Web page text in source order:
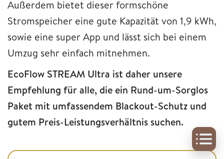
Außerdem bietet dieser formschöne
Stromspeicher eine gute Kapazität von 1,9 kWh,
sowie eine super App und lässt sich bei einem
Umzug sehr einfach mitnehmen.
EcoFlow STREAM Ultra ist daher unsere
Empfehlung für alle, die ein Rund-um-Sorglos
Paket mit umfassendem Blackout-Schutz und
gutem Preis-Leistungsverhältnis suchen.